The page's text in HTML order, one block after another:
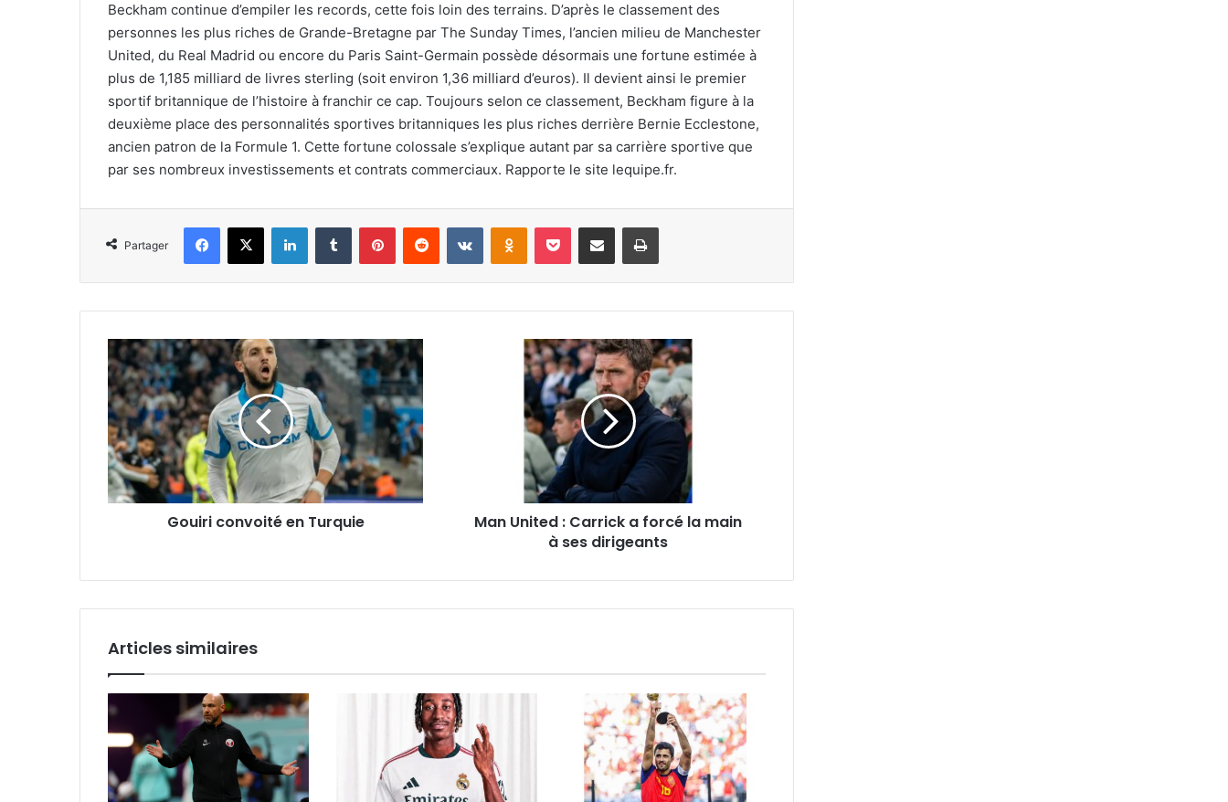
Beckham continue d’empiler les records, cette fois loin des terrains. D’après le classement des
personnes les plus riches de Grande-Bretagne par The Sunday Times, l’ancien milieu de Manchester
United, du Real Madrid ou encore du Paris Saint-Germain possède désormais une fortune estimée à
plus de 1,185 milliard de livres sterling (soit environ 1,36 milliard d’euros). Il devient ainsi le premier
sportif britannique de l’histoire à franchir ce cap. Toujours selon ce classement, Beckham figure à la
deuxième place des personnalités sportives britanniques les plus riches derrière Bernie Ecclestone,
ancien patron de la Formule 1. Cette fortune colossale s’explique autant par sa carrière sportive que
par ses nombreux investissements et contrats commerciaux. Rapporte le site lequipe.fr.
Partager
Facebook
X LinkedinTumblr PinterestReddit VKontakteOdnoklassniki
Pocket Partager par email Imprimer
Gouiri
convoité
en
Turquie
Gouiri convoité en Turquie
Man United : Carrick a forcé la main
à ses dirigeants
Articles similaires